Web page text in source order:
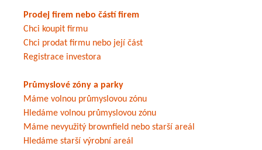
Prodej firem nebo částí firem
Chci koupit firmu
Chci prodat firmu nebo její část
Registrace investora
Průmyslové zóny a parky
Máme volnou průmyslovou zónu
Hledáme volnou průmyslovou zónu
Máme nevyužitý brownfield nebo starší areál
Hledáme starší výrobní areál